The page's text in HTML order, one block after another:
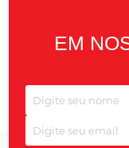
EM